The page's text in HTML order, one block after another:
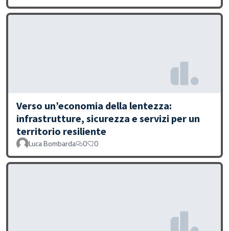
Verso un’economia della lentezza:
infrastrutture, sicurezza e servizi per un
territorio resiliente
Luca Bombarda 0 0